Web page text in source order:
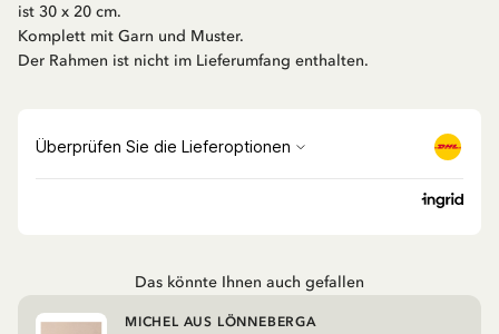
ist 30 x 20 cm.
Komplett mit Garn und Muster.
Der Rahmen ist nicht im Lieferumfang enthalten.
Das könnte Ihnen auch gefallen
MICHEL AUS LÖNNEBERGA